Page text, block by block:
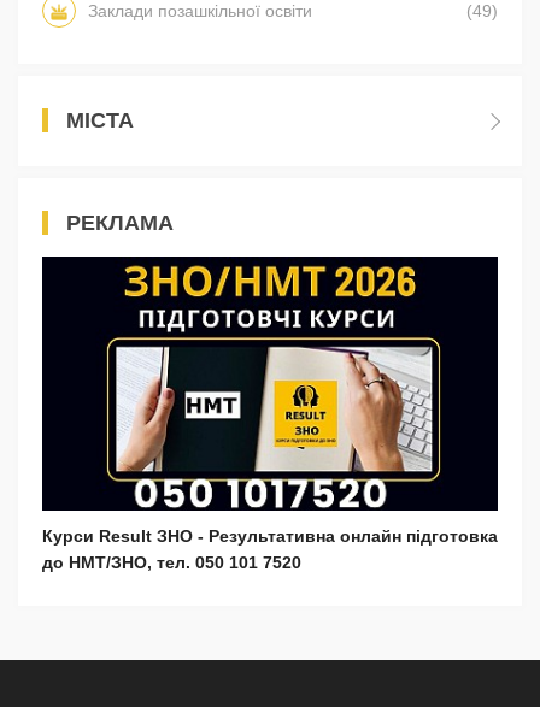
Заклади позашкільної освіти (49)
МІСТА
РЕКЛАМА
Курси Result ЗНО - Результативна онлайн підготовка
до НМТ/ЗНО, тел. 050 101 7520